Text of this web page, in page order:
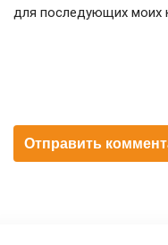
для последующих моих